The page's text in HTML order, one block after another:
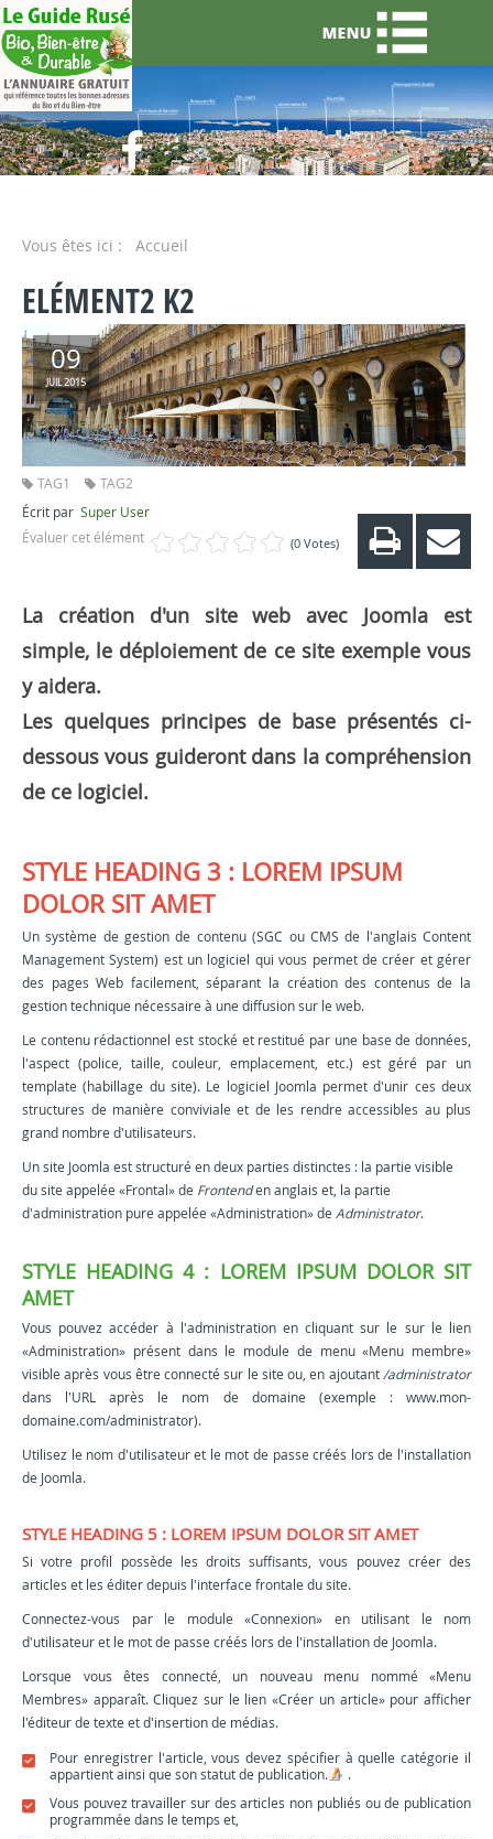
Vous êtes ici : Accueil
ELÉMENT2 K2
09
JUIL2015
TAG1 TAG2
Écrit par Super User
Évaluer cet élément
(0 Votes)
La création d'un site web avec Joomla est
simple, le déploiement de ce site exemple vous
y aidera.
Les quelques principes de base présentés ci-
dessous vous guideront dans la compréhension
de ce logiciel.
STYLE HEADING 3 : LOREM IPSUM
DOLOR SIT AMET
Un système de gestion de contenu (SGC ou CMS de l'anglais Content
Management System) est un logiciel qui vous permet de créer et gérer
des pages Web facilement, séparant la création des contenus de la
gestion technique nécessaire à une diffusion sur le web.
Le contenu rédactionnel est stocké et restitué par une base de données,
l'aspect (police, taille, couleur, emplacement, etc.) est géré par un
template (habillage du site). Le logiciel Joomla permet d'unir ces deux
structures de manière conviviale et de les rendre accessibles au plus
grand nombre d'utilisateurs.
Un site Joomla est structuré en deux parties distinctes : la partie visible
du site appelée «Frontal» de Frontenden anglais et, la partie
d'administration pure appelée «Administration» de Administrator.
STYLE HEADING 4 : LOREM IPSUM DOLOR SIT
AMET
Vous pouvez accéder à l'administration en cliquant sur le sur le lien
«Administration» présent dans le module de menu «Menu membre»
visible après vous être connecté sur le site ou, en ajoutant /administrator
dans l'URL après le nom de domaine (exemple : www.mon-
domaine.com/administrator).
Utilisez le nom d'utilisateur et le mot de passe créés lors de l'installation
de Joomla.
STYLE HEADING 5 : LOREM IPSUM DOLOR SIT AMET
Si votre profil possède les droits suffisants, vous pouvez créer des
articles et les éditer depuis l'interface frontale du site.
Connectez-vous par le module «Connexion» en utilisant le nom
d'utilisateur et le mot de passe créés lors de l'installation de Joomla.
Lorsque vous êtes connecté, un nouveau menu nommé «Menu
Membres» apparaît. Cliquez sur le lien «Créer un article» pour afficher
l'éditeur de texte et d'insertion de médias.
Pour enregistrer l'article, vous devez spécifier à quelle catégorie il
appartient ainsi que son statut de publication.
.
Vous pouvez travailler sur des articles non publiés ou de publication
programmée dans le temps et,